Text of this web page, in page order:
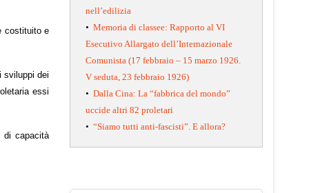
costituito e
sviluppi dei
essi
di capacità
nell’edilizia
• Memoria di classee: Rapporto al VI
Esecutivo Allargato dell’Internazionale
Comunista (17 febbraio – 15 marzo 1926.
V seduta, 23 febbraio 1926)
• Dalla Cina: La “fabbrica del mondo”
uccide altri 82 proletari
• “Siamo tutti anti-fascisti”. E allora?